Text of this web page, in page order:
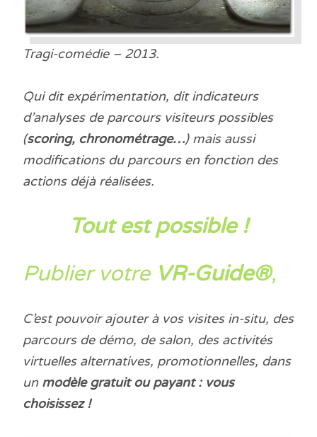
Tragi-comédie – 2013.
Qui dit expérimentation, dit indicateurs
d’analyses de parcours visiteurs possibles
(scoring, chronométrage…) mais aussi
modifications du parcours en fonction des
actions déjà réalisées.
Tout est possible !
Publier votre VR-Guide®,
C’est pouvoir ajouter à vos visites in-situ, des
parcours de démo, de salon, des activités
virtuelles alternatives, promotionnelles, dans
un modèle gratuit ou payant : vous
choisissez !